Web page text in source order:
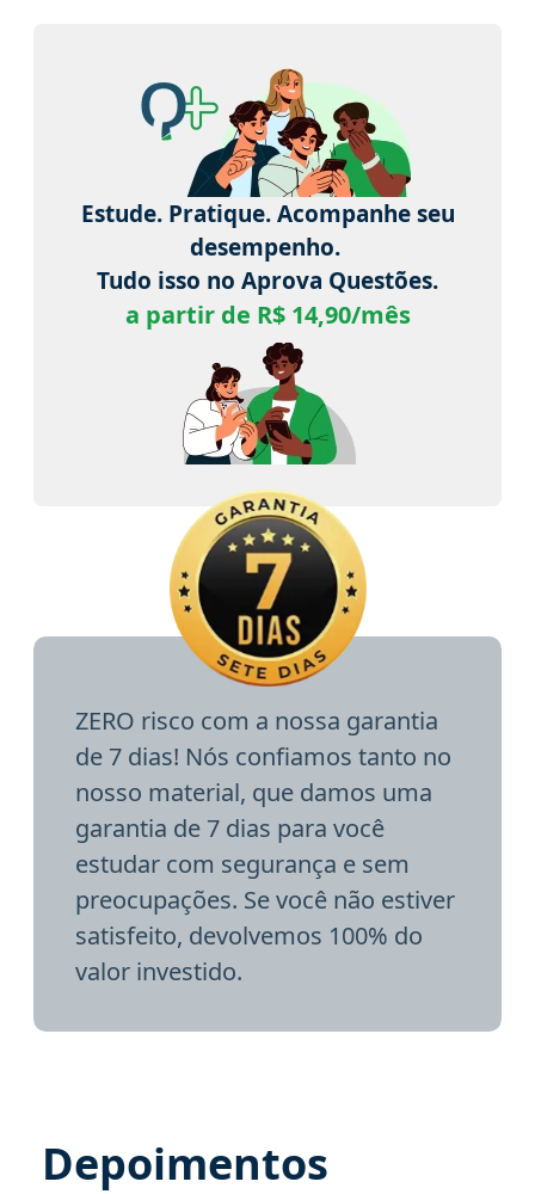
Estude. Pratique. Acompanhe seu
desempenho.
Tudo isso no Aprova Questões.
a partir de R$ 14,90/mês
ZERO risco com a nossa garantia
de 7 dias! Nós confiamos tanto no
nosso material, que damos uma
garantia de 7 dias para você
estudar com segurança e sem
preocupações. Se você não estiver
satisfeito, devolvemos 100% do
valor investido.
Depoimentos